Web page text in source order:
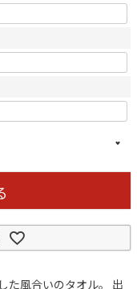
た風合いのタオル。 出